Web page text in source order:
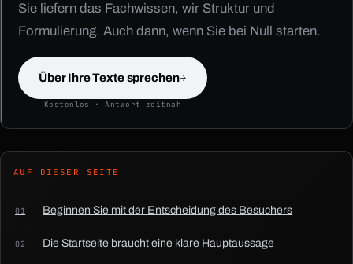
Sie liefern das Fachwissen, wir Struktur und
Formulierung. Auch dann, wenn Sie bei Null starten.
Über Ihre Texte sprechen
Kostenlos · Antwort zeitnah
AUF DIESER SEITE
Beginnen Sie mit der Entscheidung des Besuchers
Die Startseite braucht eine klare Hauptaussage